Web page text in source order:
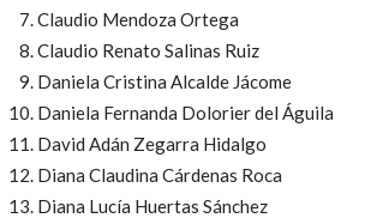
Claudio Mendoza Ortega
Claudio Renato Salinas Ruiz
Daniela Cristina Alcalde Jácome
Daniela Fernanda Dolorier del Águila
David Adán Zegarra Hidalgo
Diana Claudina Cárdenas Roca
Diana Lucía Huertas Sánchez